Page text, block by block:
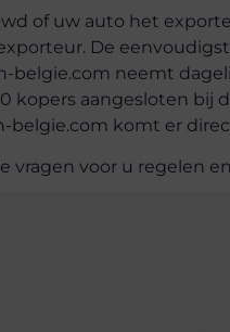
of uw auto het
De
belgie.com neemt
kopers aangesloten bij
belgie.com komt er
vragen voor u regelen